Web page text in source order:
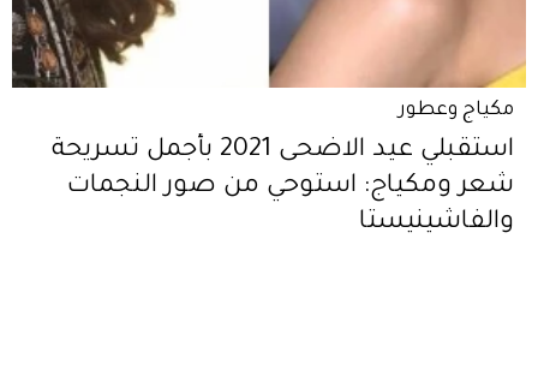
مكياج وعطور
استقبلي عيد الاضحى 2021 بأجمل تسريحة
شعر ومكياج: استوحي من صور النجمات
والفاشينيستا